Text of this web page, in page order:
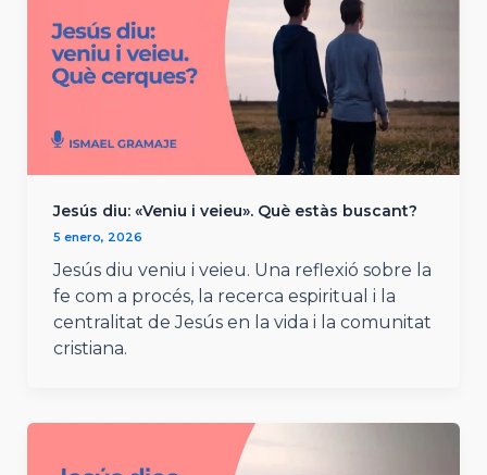
Jesús diu: «Veniu i veieu». Què estàs buscant?
5 enero, 2026
Jesús diu veniu i veieu. Una reflexió sobre la
fe com a procés, la recerca espiritual i la
centralitat de Jesús en la vida i la comunitat
cristiana.